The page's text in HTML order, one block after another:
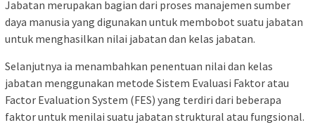
Jabatan merupakan bagian dari proses manajemen sumber
daya manusia yang digunakan untuk membobot suatu jabatan
untuk menghasilkan nilai jabatan dan kelas jabatan.
Selanjutnya ia menambahkan penentuan nilai dan kelas
jabatan menggunakan metode Sistem Evaluasi Faktor atau
Factor Evaluation System (FES) yang terdiri dari beberapa
faktor untuk menilai suatu jabatan struktural atau fungsional.